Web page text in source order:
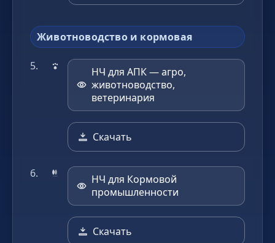
Животноводство и кормовая
НЧ для АПК — агро,
животноводство,
ветеринария
Скачать
НЧ для Кормовой
промышленности
Скачать